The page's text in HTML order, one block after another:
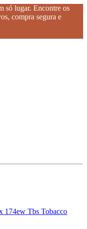
só lugar. Encontre os
compra segura e
174ew Tbs Tobacco